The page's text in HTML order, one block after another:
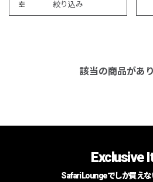
絞り込み
該当の商品があ
Exclusive
Safari Loungeでしか買え